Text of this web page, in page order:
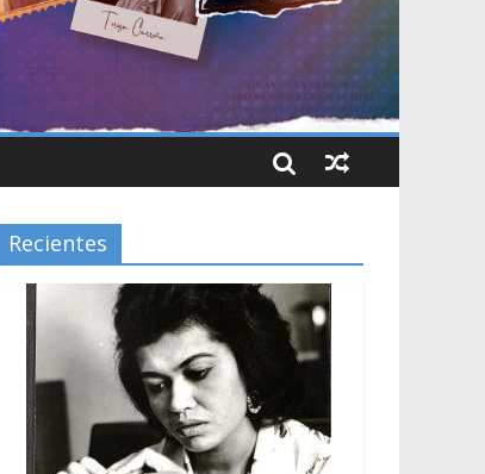
Recientes